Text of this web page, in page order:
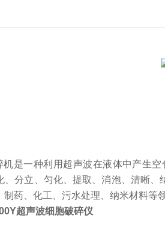
机是一种利用超声波在液体中产生
、分立、匀化、提取、消泡、清晰
药、化工、污水处理、纳米材料等领
超声波细胞破碎仪